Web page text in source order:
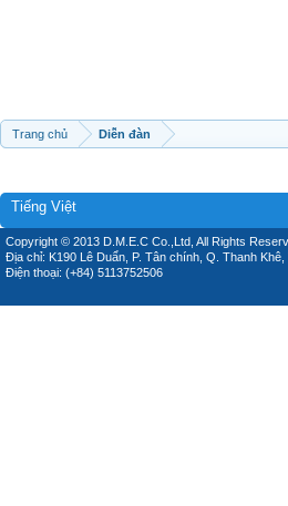
Trang chủ Diễn đàn
Tiếng Việt
Copyright © 2013 D.M.E.C Co.,Ltd, All Rights
Địa chỉ: K190 Lê Duẩn, P. Tân chính, Q. Thanh Khê,
Điện thoại: (+84) 5113752506